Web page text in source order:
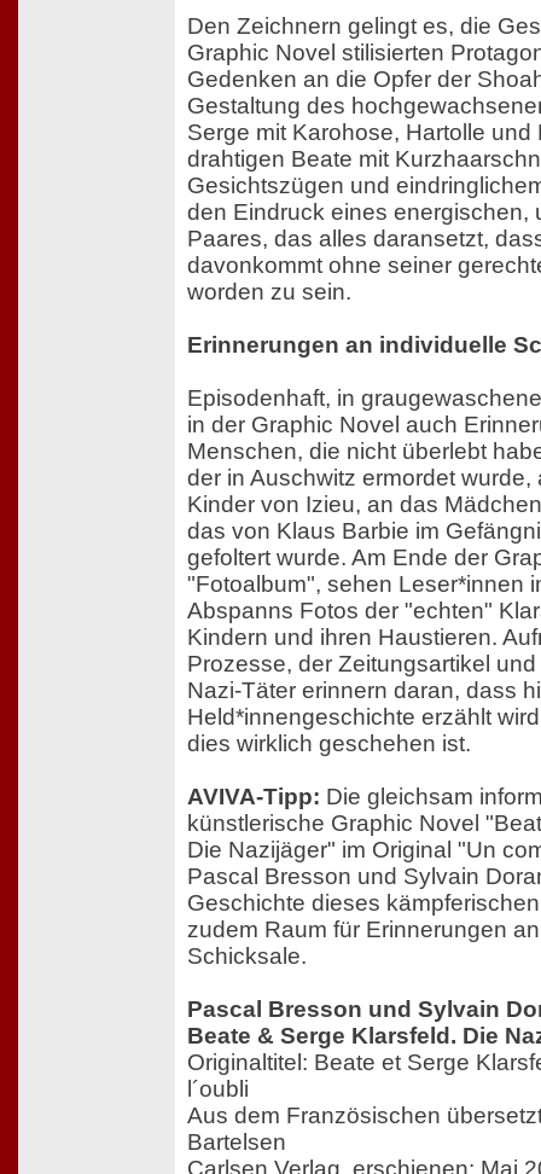
Den Zeichnern gelingt es, die
Graphic Novel stilisierten
Gedenken an die Opfer der
Gestaltung des
Serge mit Karohose, Hartolle und
drahtigen Beate mit
Gesichtszügen und
den Eindruck eines energischen,
Paares, das alles daransetzt,
davonkommt ohne seiner
worden zu sein.
Erinnerungen an individuelle
Episodenhaft, in
in der Graphic Novel auch
Menschen, die nicht überlebt
der in Auschwitz ermordet wurde,
Kinder von Izieu, an das
das von Klaus Barbie im
gefoltert wurde. Am Ende der
"Fotoalbum", sehen Leser*innen
Abspanns Fotos der "echten"
Kindern und ihren Haustieren.
Prozesse, der Zeitungsartikel
Nazi-Täter erinnern daran, dass
Held*innengeschichte erzählt
dies wirklich geschehen ist.
AVIVA-Tipp: Die gleichsam
künstlerische Graphic Novel
Die Nazijäger" im Original "Un
Pascal Bresson und Sylvain
Geschichte dieses
zudem Raum für Erinnerungen
Schicksale.
Pascal Bresson und Sylvain
Beate & Serge Klarsfeld. Die
Originaltitel: Beate et Serge
l´oubli
Aus dem Französischen
Bartelsen